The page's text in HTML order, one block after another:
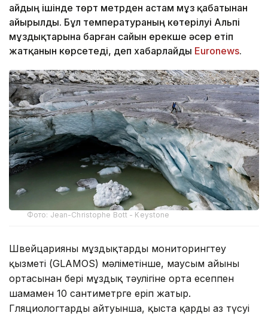
айдың ішінде төрт метрден астам мұз қабатынан
айырылды. Бұл температураның көтерілуі Альпі
мұздықтарына барған сайын ерекше әсер етіп
жатқанын көрсетеді, деп хабарлайды Еuronews.
Фото: Jean-Christophe Bott - Keystone
Швейцарияның мұздықтарды мониторингтеу
қызметі (GLAMOS) мәліметінше, маусым айының
ортасынан бері мұздық тәулігіне орта есеппен
шамамен 10 сантиметрге еріп жатыр.
Гляциологтардың айтуынша, қыста қардың аз түсуі